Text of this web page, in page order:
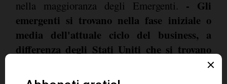
nella maggioranza degli Emergenti. - Gli
emergenti si trovano nella fase iniziale o
media dell'attuale ciclo del business, a
differenza degli Stati Uniti che si trovano
. Il settore corporate
emergente continua a mostrare una crescita